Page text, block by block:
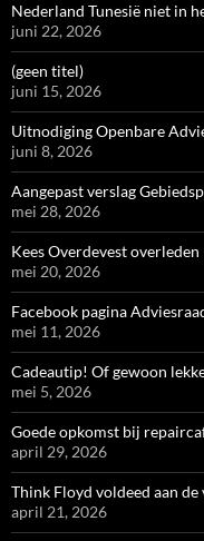
Nederland Tunesië niet in
juni 22, 2026
(geen titel)
juni 15, 2026
Uitnodiging Openbare
juni 8, 2026
Aangepast verslag
mei 28, 2026
Kees Overdevest overleden
mei 20, 2026
Facebook pagina
mei 11, 2026
Cadeautip! Of gewoon
mei 5, 2026
Goede opkomst bij
april 29, 2026
Think Floyd voldeed aan
april 21, 2026